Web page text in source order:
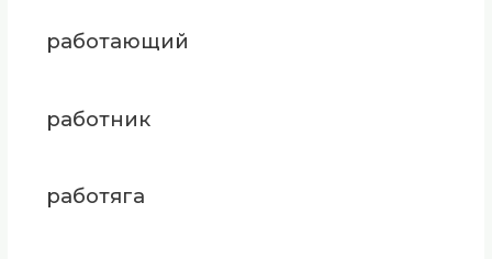
работающий
работник
работяга